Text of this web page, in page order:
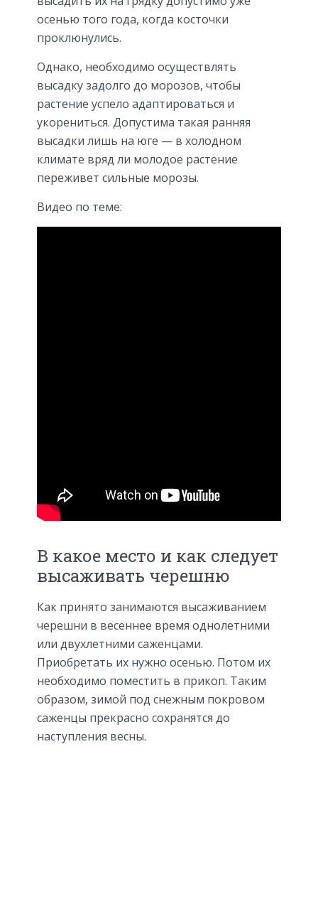
осенью того года, когда косточки
проклюнулись.
Однако, необходимо осуществлять
высадку задолго до морозов, чтобы
растение успело адаптироваться и
укорениться. Допустима такая ранняя
высадки лишь на юге — в холодном
климате вряд ли молодое растение
переживет сильные морозы.
Видео по теме:
В какое место и как следует
высаживать черешню
Как принято занимаются высаживанием
черешни в весеннее время однолетними
или двухлетними саженцами.
Приобретать их нужно осенью. Потом их
необходимо поместить в прикоп. Таким
образом, зимой под снежным покровом
саженцы прекрасно сохранятся до
наступления весны.